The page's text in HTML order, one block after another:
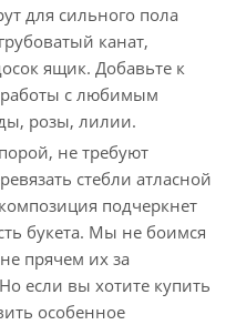
для сильного пола
канат,
ящик. Добавьте к
с любимым
розы, лилии.
не требуют
стебли атласной
подчеркнет
букета. Мы не боимся
прячем их за
если вы хотите купить
особенное